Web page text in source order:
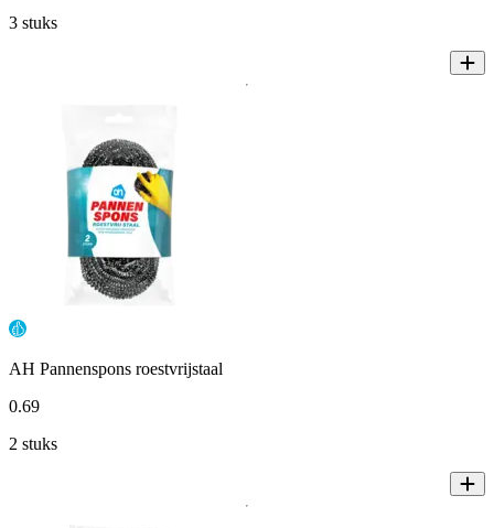
3 stuks
AH Pannenspons roestvrijstaal
0.69
2 stuks